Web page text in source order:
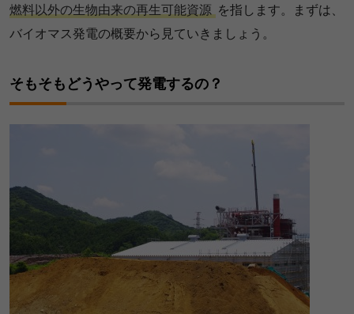
燃料以外の生物由来の再生可能資源 を指します。まずは、
バイオマス発電の概要から見ていきましょう。
そもそもどうやって発電するの？